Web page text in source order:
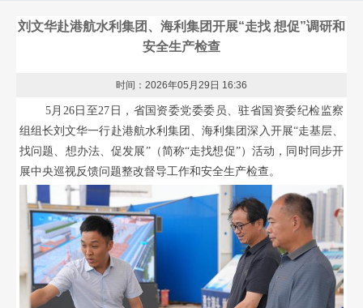
刘文华赴港航水利集团、海利集团开展“走找 想促”调研和
安全生产检查
时间：2026年05月29日 16:36
5月26日至27日，省国资委党委委员、驻省国资委纪检监察
组组长刘文华一行赴港航水利集团、海利集团深入开展“走基层、
找问题、想办法、促发展”（简称“走找想促”）活动，同时同步开
展中央巡视反馈问题整改督导工作和安全生产检查。